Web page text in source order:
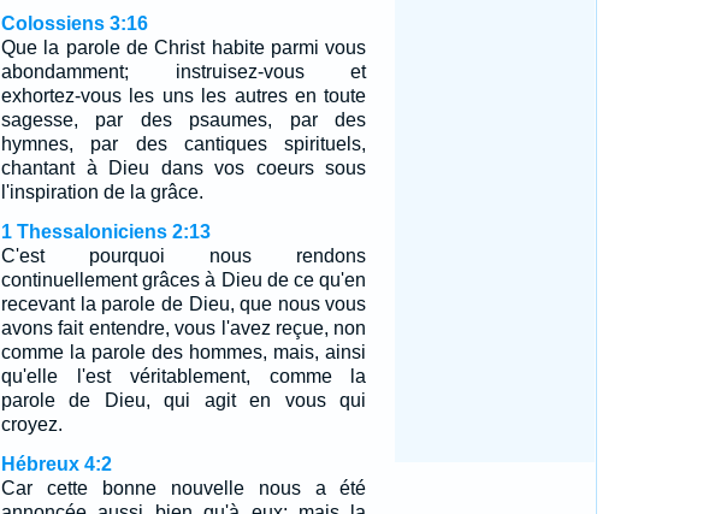
Colossiens 3:16
Que la parole de Christ habite parmi vous
abondamment; instruisez-vous et
exhortez-vous les uns les autres en toute
sagesse, par des psaumes, par des
hymnes, par des cantiques spirituels,
chantant à Dieu dans vos coeurs sous
l'inspiration de la grâce.
1 Thessaloniciens 2:13
C'est pourquoi nous rendons
continuellement grâces à Dieu de ce qu'en
recevant la parole de Dieu, que nous vous
avons fait entendre, vous l'avez reçue, non
comme la parole des hommes, mais, ainsi
qu'elle l'est véritablement, comme la
parole de Dieu, qui agit en vous qui
croyez.
Hébreux 4:2
Car cette bonne nouvelle nous a été